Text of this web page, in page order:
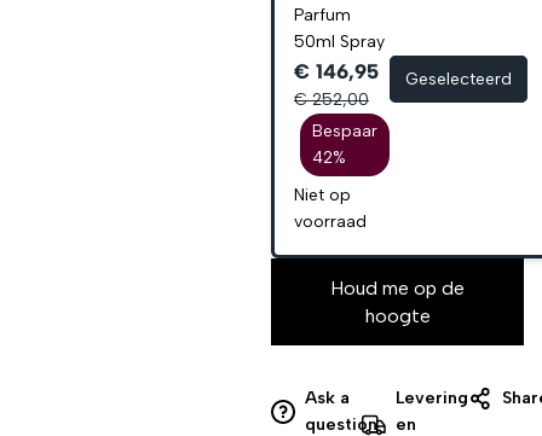
Parfum
50ml Spray
€ 146,95
€ 252,00
Bespaar
42%
Niet op
voorraad
Geselecteerd
Houd me op de
hoogte
Ask a
question
Levering
en